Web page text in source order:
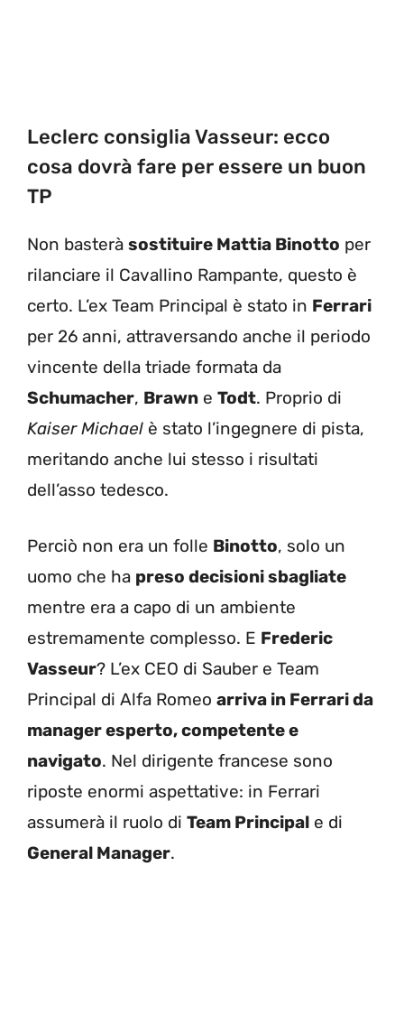
Leclerc consiglia Vasseur: ecco
cosa dovrà fare per essere un buon
TP
Non basterà sostituire Mattia Binotto per
rilanciare il Cavallino Rampante, questo è
certo. L’ex Team Principal è stato in Ferrari
per 26 anni, attraversando anche il periodo
vincente della triade formata da
Schumacher, Brawn e Todt. Proprio di
Kaiser Michael è stato l’ingegnere di pista,
meritando anche lui stesso i risultati
dell’asso tedesco.
Perciò non era un folle Binotto, solo un
uomo che ha preso decisioni sbagliate
mentre era a capo di un ambiente
estremamente complesso. E Frederic
Vasseur? L’ex CEO di Sauber e Team
Principal di Alfa Romeo arriva in Ferrari da
manager esperto, competente e
navigato. Nel dirigente francese sono
riposte enormi aspettative: in Ferrari
assumerà il ruolo di Team Principal e di
General Manager.